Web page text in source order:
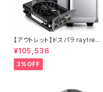
【アウトレット】ドスパラ raytrek
4CXV RTX3060 Core i7-13
700F メモリ16GB SSD1TBx2
クリエイターPC 1点限り 90日
保証
¥105,536
3%OFF